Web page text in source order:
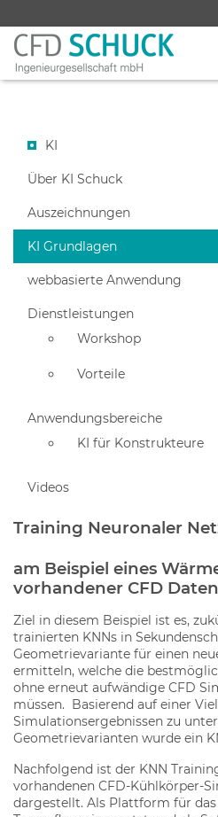
KI
Über KI Schuck
Auszeichnungen
KI Grundlagen
webbasierte Anwendung
Dienstleistungen
Workshop
Vorteile
Anwendungsbereiche
KI für Konstrukteure
Videos
Training Neuronaler
am Beispiel eines
vorhandener CFD Daten
Ziel in diesem Beispiel ist es,
trainierten KNNs in
Geometrievariante für einen
ermitteln, welche die
ohne erneut aufwändige CFD
müssen. Basierend auf einer
Simulationsergebnissen zu
Geometrievarianten wurde ein
Nachfolgend ist der KNN
vorhandenen CFD-Kühlkörper-
dargestellt. Als Plattform für